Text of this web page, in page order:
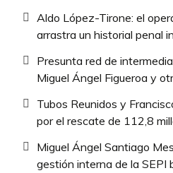
Aldo López-Tirone: el
arrastra un historial penal
Presunta red de
Miguel Ángel Figueroa y
Tubos Reunidos y
por el rescate de 112,8
Miguel Ángel Santiago
gestión interna de la SEPI